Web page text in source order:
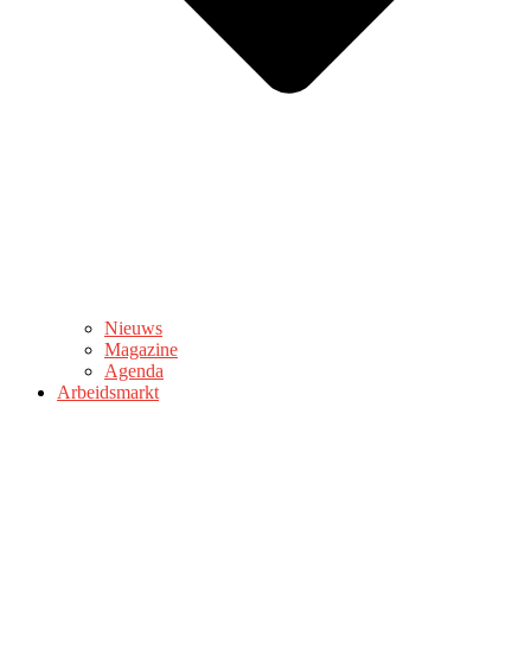
Nieuws
Magazine
Agenda
Arbeidsmarkt